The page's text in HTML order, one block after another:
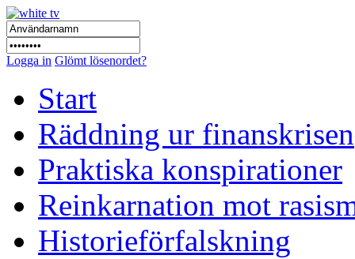
Logga in Glömt lösenordet?
Start
Räddning ur finanskrisen
Praktiska konspirationer
Reinkarnation mot
Historieförfalskning